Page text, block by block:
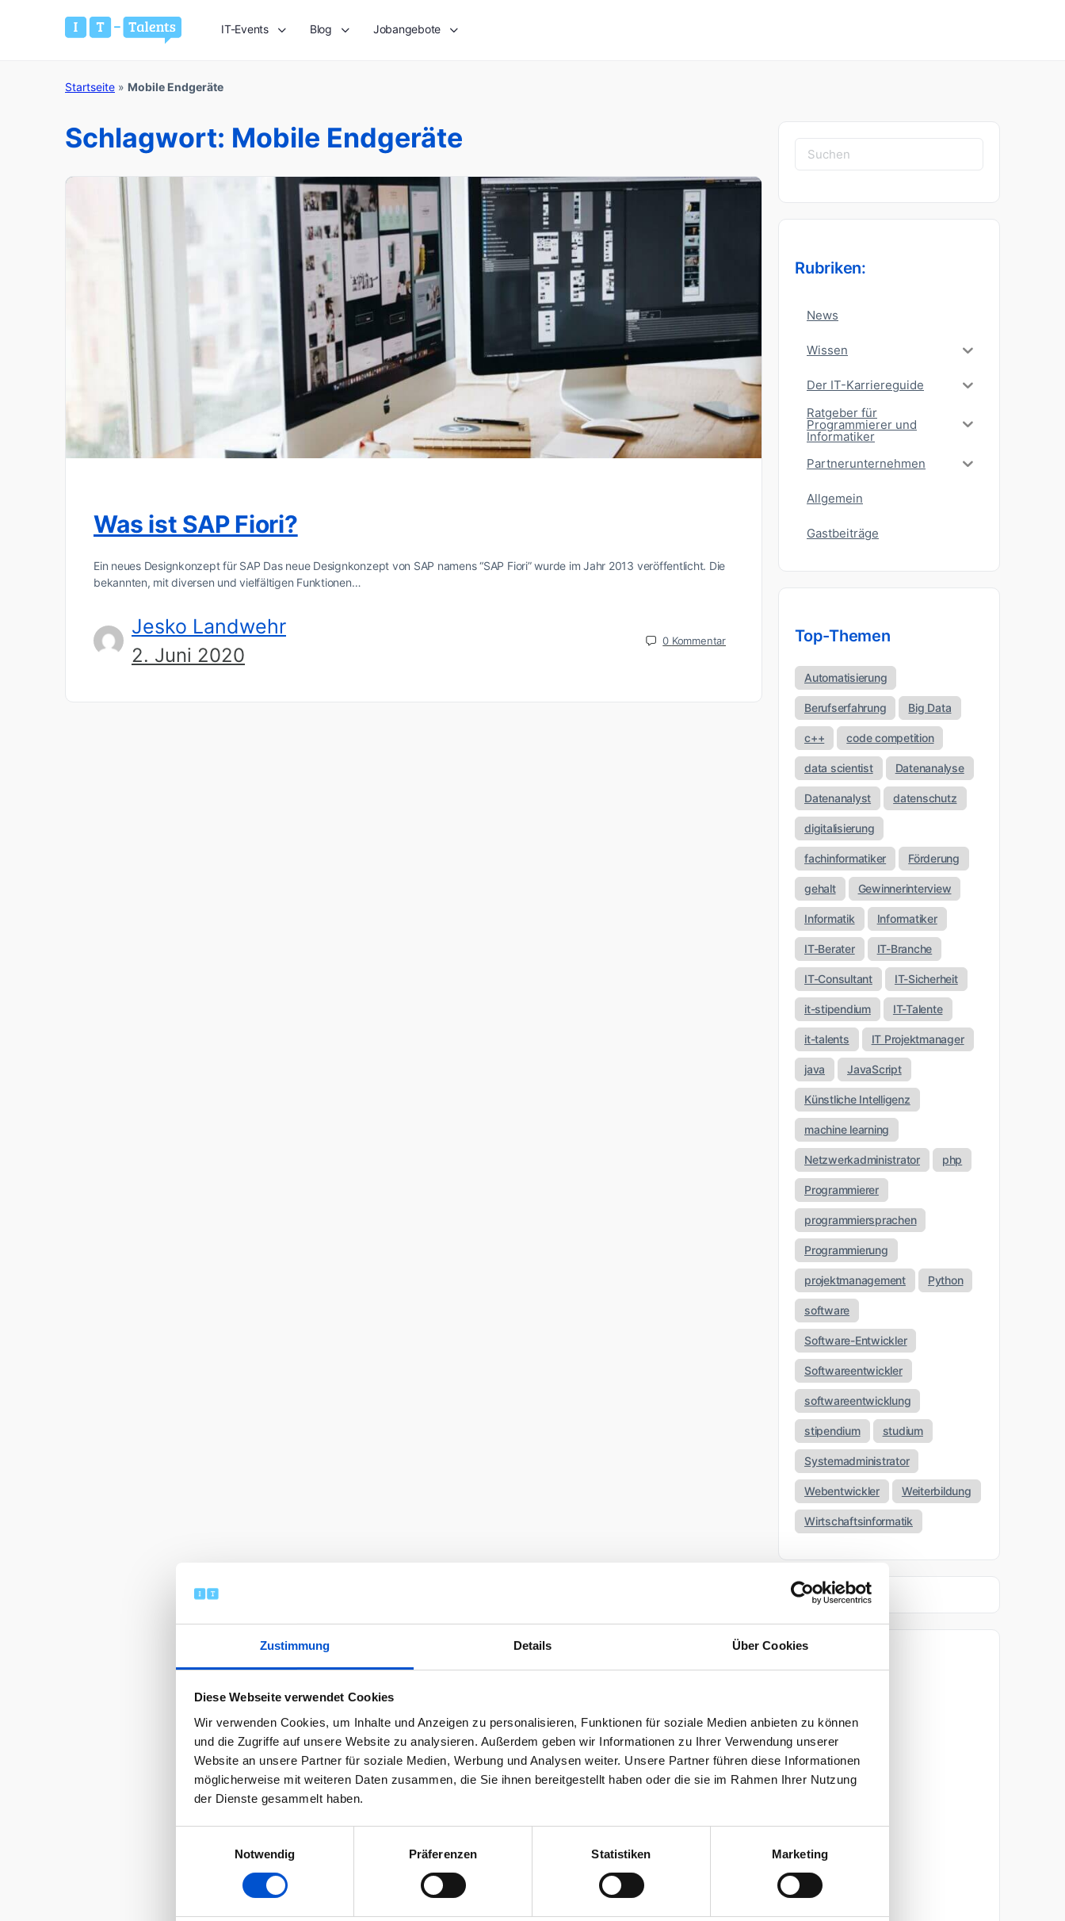
Zustimmung Details Über Cookies
Diese Webseite verwendet Cookies
Wir verwenden Cookies, um Inhalte und Anzeigen zu personalisieren, Funktionen für soziale Medien anbieten zu können
und die Zugriffe auf unsere Website zu analysieren. Außerdem geben wir Informationen zu Ihrer Verwendung unserer
Website an unsere Partner für soziale Medien, Werbung und Analysen weiter. Unsere Partner führen diese Informationen
möglicherweise mit weiteren Daten zusammen, die Sie ihnen bereitgestellt haben oder die sie im Rahmen Ihrer Nutzung
der Dienste gesammelt haben.
Notwendig
Präferenzen Statistiken Marketing
IT-Events Blog Jobangebote
Startseite » Mobile Endgeräte
Schlagwort: Mobile Endgeräte
Was ist SAP Fiori?
Ein neues Designkonzept für SAP Das neue Designkonzept von SAP namens “SAP Fiori” wurde im Jahr 2013 veröffentlicht. Die
bekannten, mit diversen und vielfältigen Funktionen…
Jesko Landwehr
2. Juni 2020
0 Kommentar
Suchen
nach:
Rubriken:
News
Wissen
Der IT-Karriereguide
Ratgeber für
Programmierer und
Informatiker
Partnerunternehmen
Allgemein
Gastbeiträge
Top-Themen
Automatisierung
Berufserfahrung Big Data
c++ code competition
data scientist Datenanalyse
Datenanalyst datenschutz
digitalisierung
fachinformatiker Förderung
gehalt Gewinnerinterview
Informatik Informatiker
IT-Berater IT-Branche
IT-Consultant IT-Sicherheit
it-stipendium IT-Talente
it-talents IT Projektmanager
java JavaScript
Künstliche Intelligenz
machine learning
Netzwerkadministrator php
Programmierer
programmiersprachen
Programmierung
projektmanagement Python
software
Software-Entwickler
Softwareentwickler
softwareentwicklung
stipendium studium
Systemadministrator
Webentwickler Weiterbildung
Wirtschaftsinformatik
April 2026
März 2026
November 2025
Oktober 2025
Mai 2025
April 2025
März 2025